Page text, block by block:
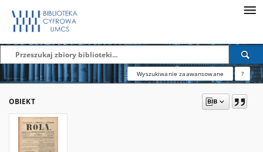
Wyszukiwanie zaawansowane ?
OBIEKT